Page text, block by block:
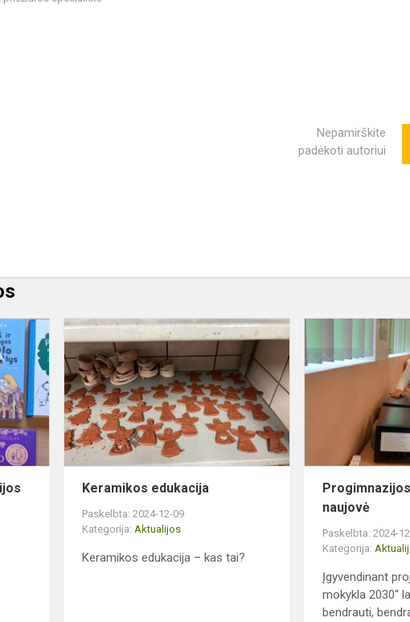
Nepamirškite
padėkoti autoriui
Naujos
knygos
progimnazijos
bibliotekai
Keramikos
edukacija
Keramikos edukacija
Paskelbta: 2024-12-09
Kategorija:Aktualijos
Keramikos edukacija – kas tai?
naujovė
Paskelbta: 2024-
Kategorija:
Įgyvendinant
mokykla 2030“
bendrauti,